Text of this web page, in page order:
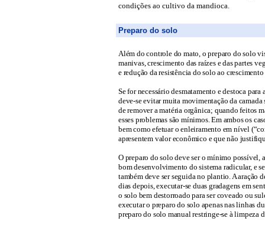
condições ao cultivo da mandioca.
Preparo do solo
Além do controle do mato, o preparo do solo
manivas, crescimento das raízes e das partes
e redução da resistência do solo ao
Se for necessário desmatamento e destoca
deve-se evitar muita movimentação da
de remover a matéria orgânica; quando feitos
esses problemas são mínimos. Em ambos os
bem como efetuar o enleiramento em nível
apresentem valor econômico e que não
O preparo do solo deve ser o mínimo possível,
bom desenvolvimento do sistema radicular, e
também deve ser seguida no plantio. A aração
dias depois, executar-se duas gradagens em
o solo bem destorroado para ser coveado ou
executar o preparo do solo apenas nas linhas
preparo do solo manual restringe-se à limpeza